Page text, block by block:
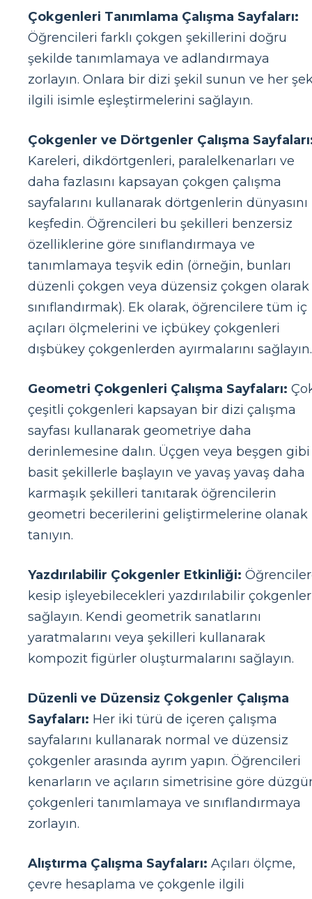
Çokgenleri Tanımlama Çalışma Sayfaları:
Öğrencileri farklı çokgen şekillerini doğru
şekilde tanımlamaya ve adlandırmaya
zorlayın. Onlara bir dizi şekil sunun ve her
ilgili isimle eşleştirmelerini sağlayın.
Çokgenler ve Dörtgenler Çalışma
Kareleri, dikdörtgenleri, paralelkenarları ve
daha fazlasını kapsayan çokgen çalışma
sayfalarını kullanarak dörtgenlerin dünyasını
keşfedin. Öğrencileri bu şekilleri benzersiz
özelliklerine göre sınıflandırmaya ve
tanımlamaya teşvik edin (örneğin, bunları
düzenli çokgen veya düzensiz çokgen olarak
sınıflandırmak). Ek olarak, öğrencilere tüm iç
açıları ölçmelerini ve içbükey çokgenleri
dışbükey çokgenlerden ayırmalarını sağlayın.
Geometri Çokgenleri Çalışma Sayfaları:
çeşitli çokgenleri kapsayan bir dizi çalışma
sayfası kullanarak geometriye daha
derinlemesine dalın. Üçgen veya beşgen gibi
basit şekillerle başlayın ve yavaş yavaş daha
karmaşık şekilleri tanıtarak öğrencilerin
geometri becerilerini geliştirmelerine olanak
tanıyın.
Yazdırılabilir Çokgenler Etkinliği:
kesip işleyebilecekleri yazdırılabilir çokgenler
sağlayın. Kendi geometrik sanatlarını
yaratmalarını veya şekilleri kullanarak
kompozit figürler oluşturmalarını sağlayın.
Düzenli ve Düzensiz Çokgenler Çalışma
Sayfaları: Her iki türü de içeren çalışma
sayfalarını kullanarak normal ve düzensiz
çokgenler arasında ayrım yapın. Öğrencileri
kenarların ve açıların simetrisine göre
çokgenleri tanımlamaya ve sınıflandırmaya
zorlayın.
Alıştırma Çalışma Sayfaları: Açıları ölçme,
çevre hesaplama ve çokgenle ilgili